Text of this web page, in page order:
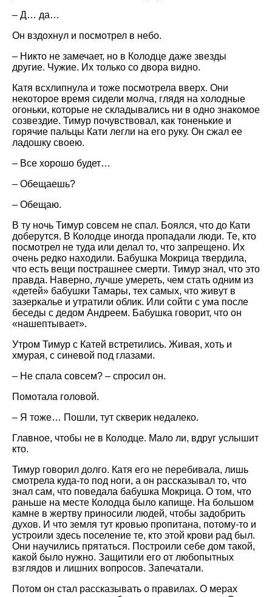
– Д… да…
Он вздохнул и посмотрел в небо.
– Никто не замечает, но в Колодце даже звезды
другие. Чужие. Их только со двора видно.
Катя всхлипнула и тоже посмотрела вверх. Они
некоторое время сидели молча, глядя на холодные
огоньки, которые не складывались ни в одно знакомое
созвездие. Тимур почувствовал, как тоненькие и
горячие пальцы Кати легли на его руку. Он сжал ее
ладошку своею.
– Все хорошо будет…
– Обещаешь?
– Обещаю.
В ту ночь Тимур совсем не спал. Боялся, что до Кати
доберутся. В Колодце иногда пропадали люди. Те, кто
посмотрел не туда или делал то, что запрещено. Их
очень редко находили. Бабушка Мокрица твердила,
что есть вещи пострашнее смерти. Тимур знал, что это
правда. Наверно, лучше умереть, чем стать одним из
«детей» бабушки Тамары, тех самых, что живут в
зазеркалье и утратили облик. Или сойти с ума после
беседы с дедом Андреем. Бабушка говорит, что он
«нашептывает».
Утром Тимур с Катей встретились. Живая, хоть и
хмурая, с синевой под глазами.
– Не спала совсем? – спросил он.
Помотала головой.
– Я тоже… Пошли, тут скверик недалеко.
Главное, чтобы не в Колодце. Мало ли, вдруг услышит
кто.
Тимур говорил долго. Катя его не перебивала, лишь
смотрела куда-то под ноги, а он рассказывал то, что
знал сам, что поведала бабушка Мокрица. О том, что
раньше на месте Колодца было капище. На большом
камне в жертву приносили людей, чтобы задобрить
духов. И что земля тут кровью пропитана, потому-то и
устроили здесь поселение те, кто этой крови рад был.
Они научились прятаться. Построили себе дом такой,
какой было нужно. Защитили его от любопытных
взглядов и лишних вопросов. Запечатали.
Потом он стал рассказывать о правилах. О мерах